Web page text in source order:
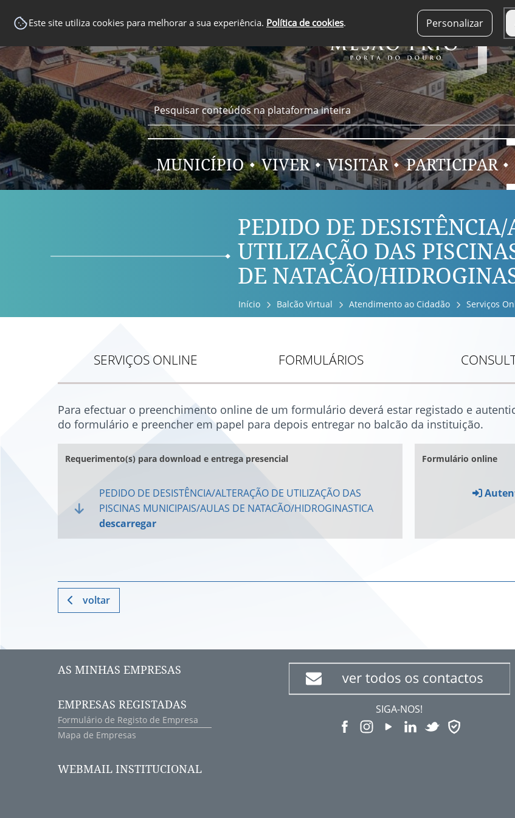
Este site utiliza cookies para melhorar a sua experiência. Política de cookies. Personalizar
MUNICÍPIO VIVER VISITAR PARTICIPAR
PEDIDO DE
UTILIZAÇÃO DAS
DE NATACÃO/
Início Balcão Virtual Atendimento ao Cidadão Serviços
SERVIÇOS ONLINE FORMULÁRIOS
Para efectuar o preenchimento online de um formulário deverá estar registado e
do formulário e preencher em papel para depois entregar no balcão da instituição.
Requerimento(s) para download e entrega presencial
PEDIDO DE DESISTÊNCIA/ALTERAÇÃO DE UTILIZAÇÃO DAS
PISCINAS MUNICIPAIS/AULAS DE NATACÃO/HIDROGINASTICA
descarregar
Formulário online
voltar
AS MINHAS EMPRESAS
EMPRESAS REGISTADAS
Formulário de Registo de Empresa
Mapa de Empresas
WEBMAIL INSTITUCIONAL
SIGA-NOS!